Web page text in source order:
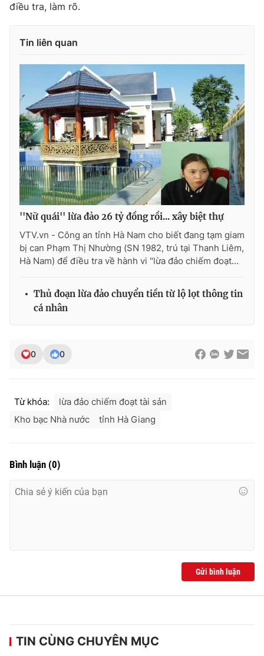
Tư vấn
Emagazine
Infographic
Video Shorts video
VTV Money VTV Thể thao
VTV Sức khoẻ Bất động sản
Thị trường 24h Tấm lòng Việt
VTV4 Vươn mình bằng AI
VTV8
Cơ quan chủ quản:
Cơ quan báo chí:Thời báo VTV
024.38 355 931 - 024.38 355 932
Ðiện thoại Thời báo VTV:024.66 897 897
điều tra, làm rõ.
Tin liên quan
''Nữ quái'' lừa đảo 26 tỷ đồng rồi... xây biệt thự
VTV.vn - Công an tỉnh Hà Nam cho biết đang tạm giam
bị can Phạm Thị Nhường (SN 1982, trú tại Thanh Liêm,
Hà Nam) để điều tra về hành vi "lừa đảo chiếm đoạt...
Thủ đoạn lừa đảo chuyển tiền từ lộ lọt thông tin
cá nhân
0 0
Từ khóa:
lừa đảo chiếm đoạt tài sản
Kho bạc Nhà nước
tỉnh Hà Giang
Bình luận (0)
Gửi bình luận
TIN CÙNG CHUYÊN MỤC